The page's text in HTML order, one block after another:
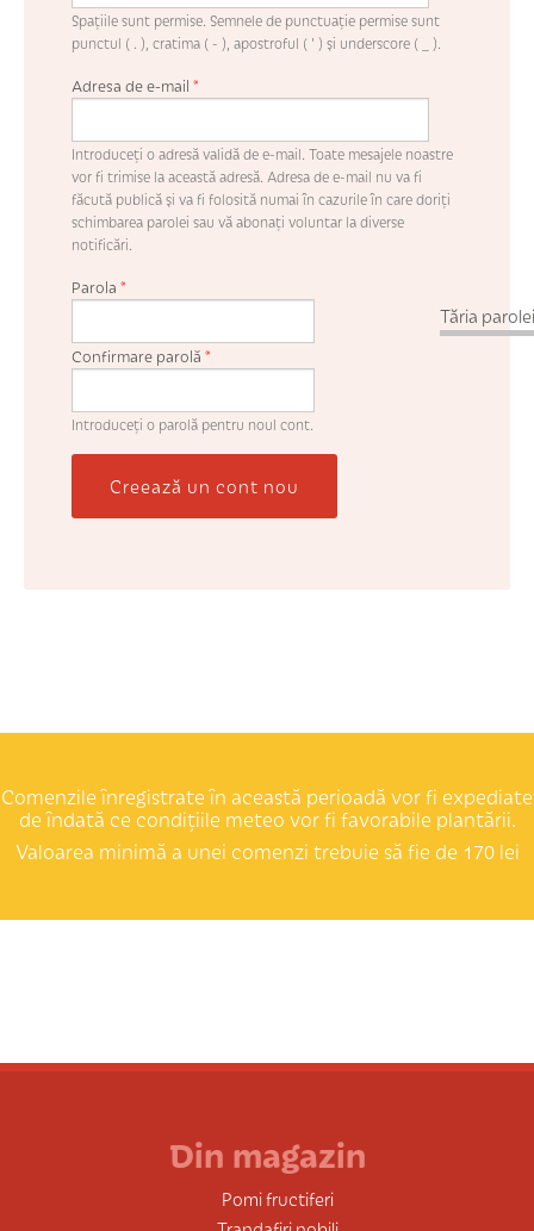
Spaţiile sunt permise. Semnele de punctuaţie permise sunt
punctul ( . ), cratima ( - ), apostroful ( ' ) şi underscore ( _ ).
Adresa de e-mail *
Introduceţi o adresă validă de e-mail. Toate mesajele noastre
vor fi trimise la această adresă. Adresa de e-mail nu va fi
făcută publică şi va fi folosită numai în cazurile în care doriţi
schimbarea parolei sau vă abonaţi voluntar la diverse
notificări.
Tăria
Parola *
Confirmare parolă *
Introduceţi o parolă pentru noul cont.
Creează un cont nou
Comenzile înregistrate în această perioadă vor fi expediate
de îndată ce condițiile meteo vor fi favorabile plantării.
Valoarea minimă a unei comenzi trebuie să fie de 170 lei
Din magazin
Pomi fructiferi